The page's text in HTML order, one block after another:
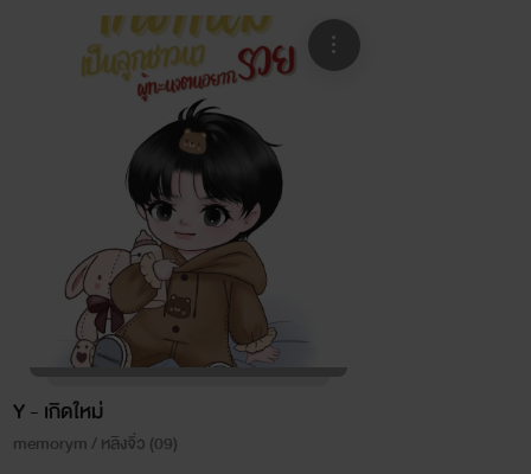
Y - เกิดใหม่
memorym / หลิงจิ่ว (09)